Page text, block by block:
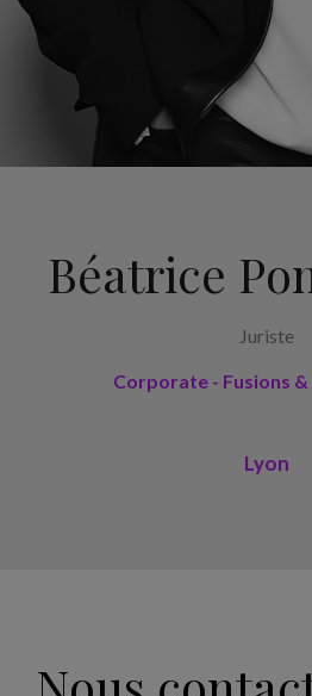
Béatrice
Juriste
Corporate - Fusions
Lyon